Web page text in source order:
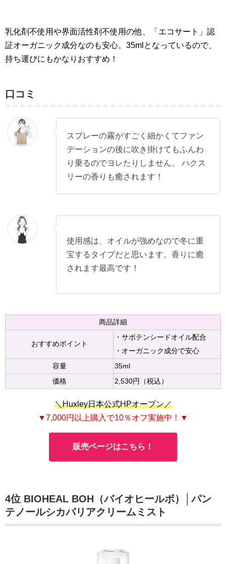
乳化剤不使用や界面活性剤不使用の他、「エコサート」認
証オーガニック成分なのも安心。35mlとなっているので、
持ち運びにもかなりおすすめ！
口コミ
スプレーの霧がすごく細かくてファン
デーションの後に吹き掛けてもふんわ
り乗るのでヨレたりしません。 ハクス
リーの香りも癒されます！
使用感は、オイルが強めなので冬に重
宝するタイプだと思います。香りに癒
されます最高です！
商品詳細
おすすめポイント
・サボテンシードオイル配合
・オーガニック成分で安心
容量
35ml
価格
2,530円（税込）
＼Huxley日本公式HPオープン／
▼7,000円以上購入で10％オフ実施中！▼
販売ページはこちら！
4位 BIOHEAL BOH （バイオヒールボ）│パン
テノールシカバリアクリームミスト